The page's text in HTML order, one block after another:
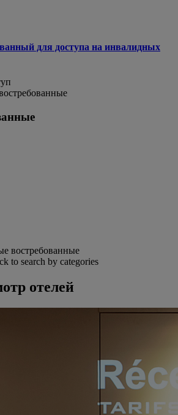
для доступа на инвалидных
востребованные
to search by categories
отелей